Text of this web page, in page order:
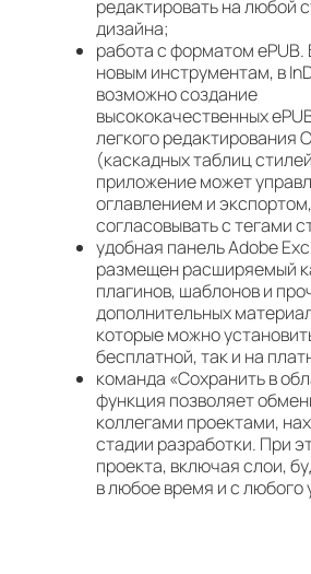
редактировать на любой
дизайна;
работа с форматом ePUB.
новым инструментам, в
возможно создание
высококачественных
легкого редактирования
(каскадных таблиц
приложение может
оглавлением и
согласовывать с тегами
удобная панель Adobe
размещен расширяемый
плагинов, шаблонов и
дополнительных
которые можно
бесплатной, так и на
команда «Сохранить в
функция позволяет
коллегами проектами,
стадии разработки. При
проекта, включая слои,
в любое время и с любого